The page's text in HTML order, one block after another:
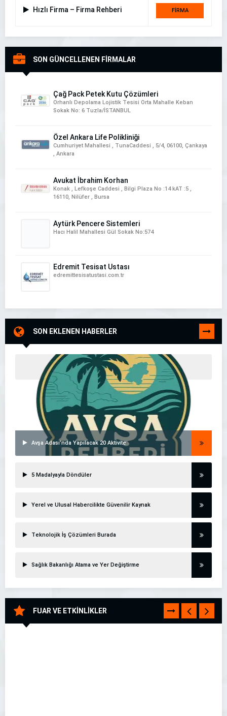
Hızlı Firma – Firma Rehberi FİRMA
SON GÜNCELLENEN FİRMALAR
Çağ Pack Petek Kutu Çözümleri
Orhanlı Depolama Lojistik Tesisi Orta Mahalle Keban
Sokak No: 6 Tuzla/İSTANBUL
Özel Ankara Life Polikliniği
Cumhuriyet Mahallesi , TunaCaddesi , 5/4, 06100, Çankaya
, Ankara
Avukat İbrahim Korhan
Konak , Lefkoşe Caddesi , Bilgi Plaza No :14 kAT :5 ,
16110, Nilüfer , Bursa
Aytürk Pencere Sistemleri
Hacı Halil Mahallesi Gül Sokak No:574
Edremit Tesisat Ustası
edremittesisatustasi.com.tr
SON EKLENEN HABERLER TÜMÜNÜ
GÖR
Avşa Adası’nda Yapılacak 20 Aktivite
5 Madalyayla Döndüler
Yerel ve Ulusal Habercilikte Güvenilir Kaynak
Teknolojik İş Çözümleri Burada
Sağlık Bakanlığı Atama ve Yer Değiştirme
FUAR VE ETKİNLİKLER TÜMÜNÜ
GÖR